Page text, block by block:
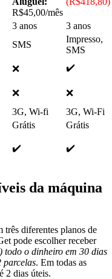
R$45,00/mês
3 anos
3 anos
SMS
Impresso,
SMS
❌
✔️
❌
❌
3G, Wi-fi
3G, Wi-Fi
Grátis
Grátis
✔️ ✔️
da máquina
três diferentes planos de
pode escolher receber
todo o dinheiro em 30 dias
parcelas. Em todas as
2 dias úteis.